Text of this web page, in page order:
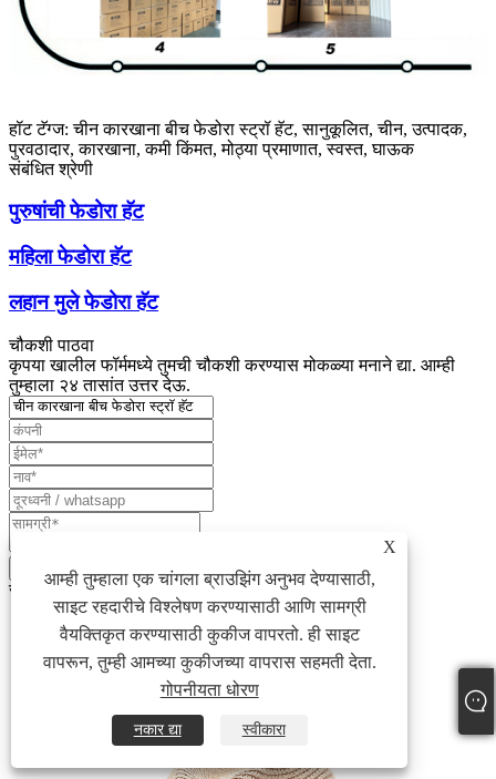
हॉट टॅग्ज: चीन कारखाना बीच फेडोरा स्ट्रॉ हॅट, सानुकूलित, चीन, उत्पादक,
पुरवठादार, कारखाना, कमी किंमत, मोठ्या प्रमाणात, स्वस्त, घाऊक
संबंधित श्रेणी
पुरुषांची फेडोरा हॅट
महिला फेडोरा हॅट
लहान मुले फेडोरा हॅट
चौकशी पाठवा
कृपया खालील फॉर्ममध्ये तुमची चौकशी करण्यास मोकळ्या मनाने द्या. आम्ही
तुम्हाला २४ तासांत उत्तर देऊ.
संबंधित उत्पादने
X
आम्ही तुम्हाला एक चांगला ब्राउझिंग अनुभव देण्यासाठी,
साइट रहदारीचे विश्लेषण करण्यासाठी आणि सामग्री
वैयक्तिकृत करण्यासाठी कुकीज वापरतो. ही साइट
वापरून, तुम्ही आमच्या कुकीजच्या वापरास सहमती देता.
गोपनीयता धोरण
नकार द्या स्वीकारा